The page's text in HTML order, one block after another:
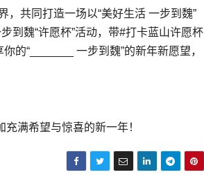
共同打造一场以“美好生活 一步到魏”
到魏“许愿杯”活动，带#打卡蓝山许愿杯
的“_______ 一步到魏”的新年新愿望，
满希望与惊喜的新一年！